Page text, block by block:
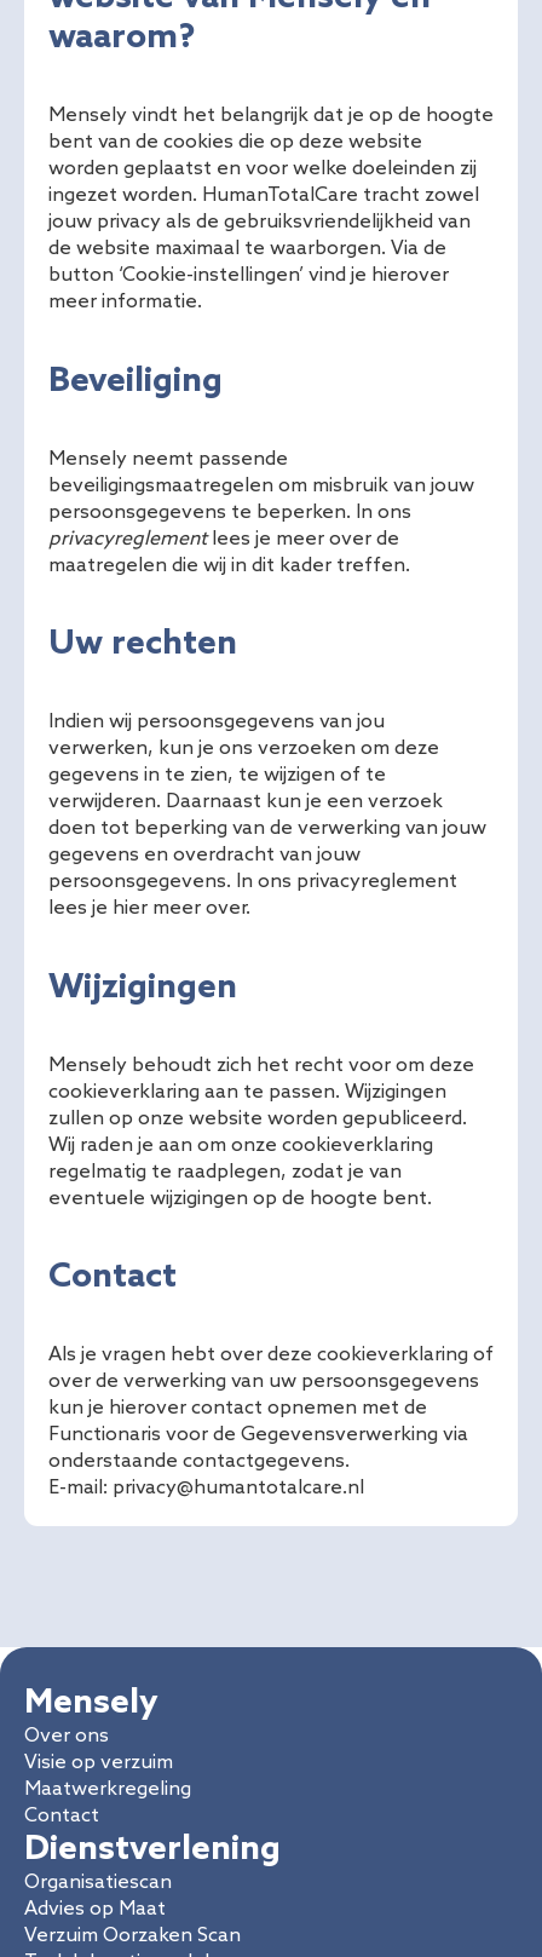
waarom?
Mensely vindt het belangrijk dat je op de hoogte
bent van de cookies die op deze website
worden geplaatst en voor welke doeleinden zij
ingezet worden. HumanTotalCare tracht zowel
jouw privacy als de gebruiksvriendelijkheid van
de website maximaal te waarborgen. Via de
button ‘Cookie-instellingen’ vind je hierover
meer informatie.
Beveiliging
Mensely neemt passende
beveiligingsmaatregelen om misbruik van jouw
persoonsgegevens te beperken. In ons
privacyreglementlees je meer over de
maatregelen die wij in dit kader treffen.
Uw rechten
Indien wij persoonsgegevens van jou
verwerken, kun je ons verzoeken om deze
gegevens in te zien, te wijzigen of te
verwijderen. Daarnaast kun je een verzoek
doen tot beperking van de verwerking van jouw
gegevens en overdracht van jouw
persoonsgegevens. In ons privacyreglement
lees je hier meer over.
Wijzigingen
Mensely behoudt zich het recht voor om deze
cookieverklaring aan te passen. Wijzigingen
zullen op onze website worden gepubliceerd.
Wij raden je aan om onze cookieverklaring
regelmatig te raadplegen, zodat je van
eventuele wijzigingen op de hoogte bent.
Contact
Als je vragen hebt over deze cookieverklaring of
over de verwerking van uw persoonsgegevens
kun je hierover contact opnemen met de
Functionaris voor de Gegevensverwerking via
onderstaande contactgegevens.
E-mail: privacy@humantotalcare.nl
Mensely
Over ons
Visie op verzuim
Maatwerkregeling
Contact
Dienstverlening
Organisatiescan
Advies op Maat
Verzuim Oorzaken Scan